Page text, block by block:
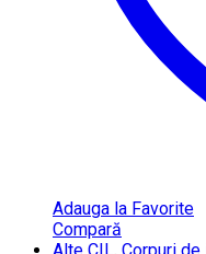
Adauga la Favorite
Compară